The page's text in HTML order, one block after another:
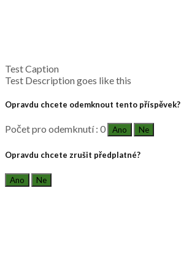
Test Caption
Test Description goes like this
Opravdu chcete odemknout tento příspěvek?
Počet pro odemknutí : 0 Ano Ne
Opravdu chcete zrušit předplatné?
Ano Ne